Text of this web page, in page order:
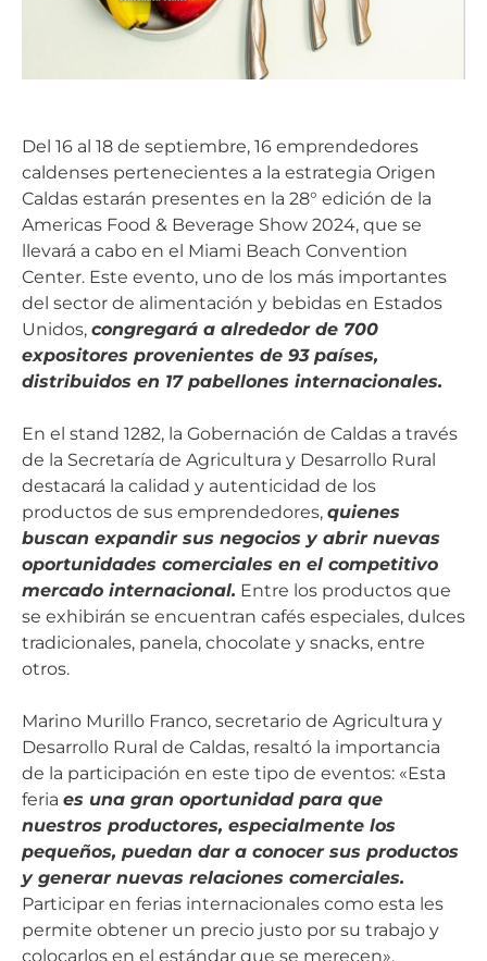
Del 16 al 18 de septiembre, 16 emprendedores
caldenses pertenecientes a la estrategia Origen
Caldas estarán presentes en la 28° edición de la
Americas Food & Beverage Show 2024, que se
llevará a cabo en el Miami Beach Convention
Center. Este evento, uno de los más importantes
del sector de alimentación y bebidas en Estados
Unidos, congregará a alrededor de 700
expositores provenientes de 93 países,
distribuidos en 17 pabellones internacionales.
En el stand 1282, la Gobernación de Caldas a través
de la Secretaría de Agricultura y Desarrollo Rural
destacará la calidad y autenticidad de los
productos de sus emprendedores, quienes
buscan expandir sus negocios y abrir nuevas
oportunidades comerciales en el competitivo
mercado internacional. Entre los productos que
se exhibirán se encuentran cafés especiales, dulces
tradicionales, panela, chocolate y snacks, entre
otros.
Marino Murillo Franco, secretario de Agricultura y
Desarrollo Rural de Caldas, resaltó la importancia
de la participación en este tipo de eventos: «Esta
feria es una gran oportunidad para que
nuestros productores, especialmente los
pequeños, puedan dar a conocer sus productos
y generar nuevas relaciones comerciales.
Participar en ferias internacionales como esta les
permite obtener un precio justo por su trabajo y
colocarlos en el estándar que se merecen».